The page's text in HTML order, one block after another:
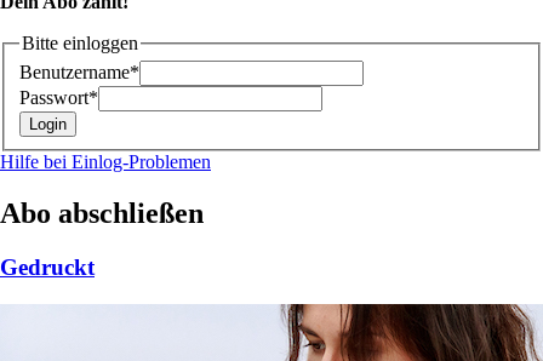
Bitte einloggen
Benutzername*
Passwort*
Hilfe bei Einlog-Problemen
Abo abschließen
Gedruckt